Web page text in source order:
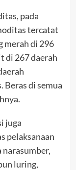
pada
tercatat
merah di 296
di 267 daerah
Beras di semua
juga
pelaksanaan
narasumber,
luring,